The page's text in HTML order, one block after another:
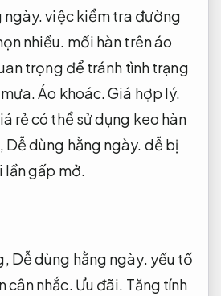
ngày.việc kiểm tra đường
nhiều. mối hàn trên áo
trọng để tránh tình trạng
Áo khoác.Giá hợp lý.
rẻ có thể sử dụng keo hàn
Dễ dùng hằng ngày. dễ bị
lần gấp mở.
Dễ dùng hằng ngày. yếu tố
cân nhắc. Ưu đãi. Tăng tính